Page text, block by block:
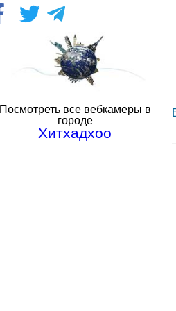
Посмотреть все вебкамеры в
городе
Хитхадхоо